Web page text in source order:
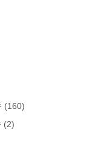
(160)
(2)